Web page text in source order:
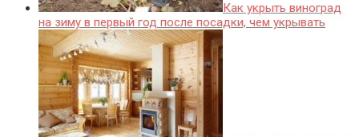
Как укрыть виноград
на зиму в первый год после посадки, чем укрывать